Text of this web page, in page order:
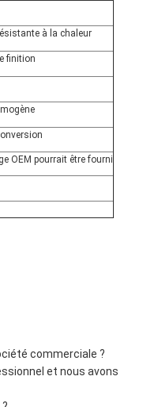
à la chaleur
finition
OEM pourrait être fourni
commerciale ?
et nous avons